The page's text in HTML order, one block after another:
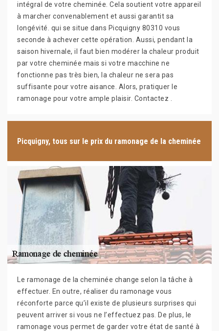
intégral de votre cheminée. Cela soutient votre appareil
à marcher convenablement et aussi garantit sa
longévité. qui se situe dans Picquigny 80310 vous
seconde à achever cette opération. Aussi, pendant la
saison hivernale, il faut bien modérer la chaleur produit
par votre cheminée mais si votre macchine ne
fonctionne pas très bien, la chaleur ne sera pas
suffisante pour votre aisance. Alors, pratiquer le
ramonage pour votre ample plaisir. Contactez .
Picquigny, tous sur le prix du ramonage de la cheminée
Le ramonage de la cheminée change selon la tâche à
effectuer. En outre, réaliser du ramonage vous
réconforte parce qu’il existe de plusieurs surprises qui
peuvent arriver si vous ne l’effectuez pas. De plus, le
ramonage vous permet de garder votre état de santé à